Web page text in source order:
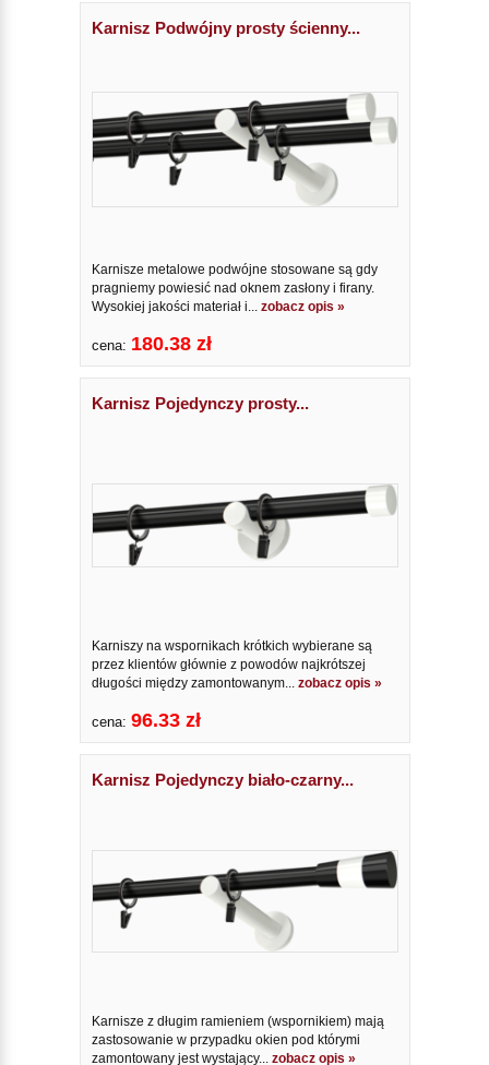
Karnisz Podwójny prosty ścienny...
Karnisze metalowe podwójne stosowane są gdy
pragniemy powiesić nad oknem zasłony i firany.
Wysokiej jakości materiał i... zobacz opis »
cena: 180.38 zł
Karnisz Pojedynczy prosty...
Karniszy na wspornikach krótkich wybierane są
przez klientów głównie z powodów najkrótszej
długości między zamontowanym... zobacz opis »
cena: 96.33 zł
Karnisz Pojedynczy biało-czarny...
Karnisze z długim ramieniem (wspornikiem) mają
zastosowanie w przypadku okien pod którymi
zamontowany jest wystający... zobacz opis »